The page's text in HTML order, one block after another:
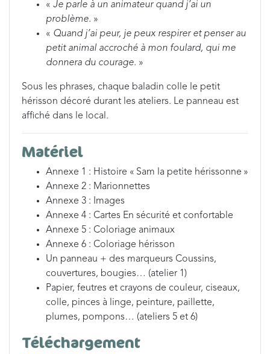
« Je parle à un animateur quand j’ai un
problème. »
« Quand j’ai peur, je peux respirer et penser au
petit animal accroché à mon foulard, qui me
donnera du courage. »
Sous les phrases, chaque baladin colle le petit
hérisson décoré durant les ateliers. Le panneau est
affiché dans le local.
Matériel
Annexe 1 : Histoire « Sam la petite hérissonne »
Annexe 2 : Marionnettes
Annexe 3 : Images
Annexe 4 : Cartes En sécurité et confortable
Annexe 5 : Coloriage animaux
Annexe 6 : Coloriage hérisson
Un panneau + des marqueurs Coussins,
couvertures, bougies… (atelier 1)
Papier, feutres et crayons de couleur, ciseaux,
colle, pinces à linge, peinture, paillette,
plumes, pompons… (ateliers 5 et 6)
Téléchargement